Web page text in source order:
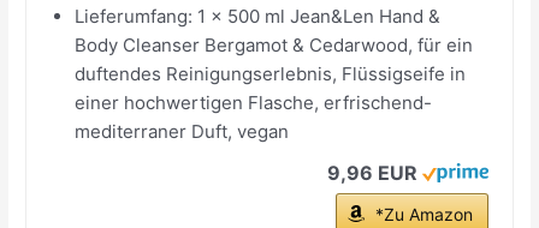
Lieferumfang: 1 x 500 ml Jean&Len Hand &
Body Cleanser Bergamot & Cedarwood, für ein
duftendes Reinigungserlebnis, Flüssigseife in
einer hochwertigen Flasche, erfrischend-
mediterraner Duft, vegan
9,96 EUR
*Zu Amazon